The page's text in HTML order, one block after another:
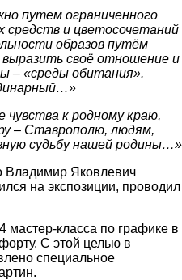
путем ограниченного
средств и цветосочетаний
образов путём
своё отношение и
– «среды обитания».
к родному краю,
– Ставрополю, людям,
судьбу нашей родины…»
Владимир Яковлевич
на экспозиции, проводил
класса по графике в
С этой целью в
специальное